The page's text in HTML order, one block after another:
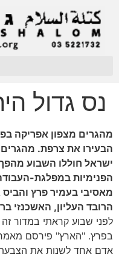
נס גדול
מהגרים מצפון אפריקה
הבעירו את צרפת.
ישראל חוללו השבוע
הפנימיות במפלגת-
מאסיבי בעמיר פרץ
הרובד העליון, האשכנזי
לפני שבוע קראתי במדור
בפרץ. "הארץ" פירסם מאמר
אדם אחד לשנות את